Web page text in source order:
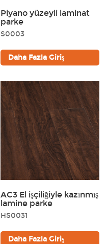
Piyano yüzeyli laminat
parke
S0003
Daha Fazla Giriş
AC3 El işçiliğiyle kazınmış
lamine parke
HS0031
Daha Fazla Giriş